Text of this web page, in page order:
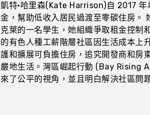
凱特·哈里森(Kate Harrison)自 2017
金，幫助低收入居民過渡至零碳住房。
克萊的一名學生，她組織爭取租金控制
的有色人種工薪階層社區因生活成本上
護和擴展可負擔住房，追究開發商和房
嚴地生活。灣區崛起行動 (Bay Rising
來了公平的視角，並且明白解決社區問